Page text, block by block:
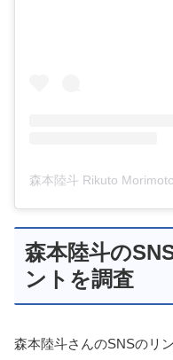
森本陸斗の
ントを調査
森本陸斗さんのSNSのリ